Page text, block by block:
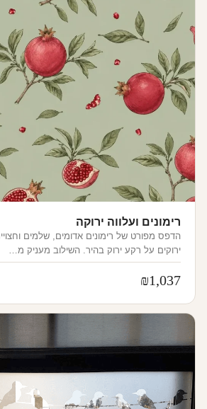
רימונים ועלווה ירוקה
הדפס מפורט של רימונים אדומים, שלמים
ירוקים על רקע ירוק בהיר. השילוב מעניק מ…
₪1,037